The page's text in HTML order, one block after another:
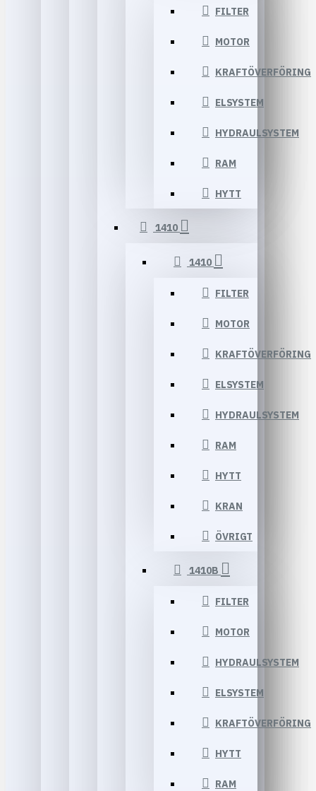
FILTER
MOTOR
KRAFTÖVERFÖRING
ELSYSTEM
HYDRAULSYSTEM
RAM
HYTT
1410
1410
FILTER
MOTOR
KRAFTÖVERFÖRING
ELSYSTEM
HYDRAULSYSTEM
RAM
HYTT
KRAN
ÖVRIGT
1410B
FILTER
MOTOR
HYDRAULSYSTEM
ELSYSTEM
KRAFTÖVERFÖRING
HYTT
RAM